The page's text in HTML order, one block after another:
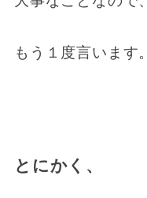
もう１度言います。
とにかく、